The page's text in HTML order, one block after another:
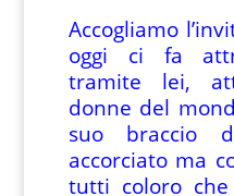
Accogliamo
oggi ci fa
tramite lei,
donne del
suo braccio
accorciato ma
tutti coloro